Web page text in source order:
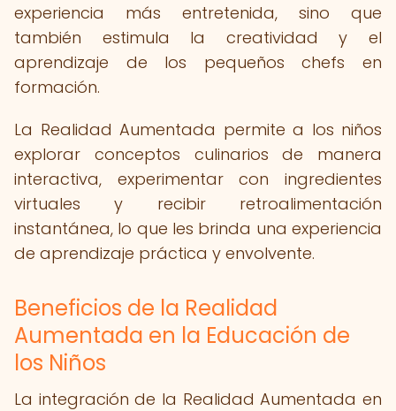
experiencia más entretenida, sino que
también estimula la creatividad y el
aprendizaje de los pequeños chefs en
formación.
La Realidad Aumentada permite a los niños
explorar conceptos culinarios de manera
interactiva, experimentar con ingredientes
virtuales y recibir retroalimentación
instantánea, lo que les brinda una experiencia
de aprendizaje práctica y envolvente.
Beneficios de la Realidad
Aumentada en la Educación de
los Niños
La integración de la Realidad Aumentada en